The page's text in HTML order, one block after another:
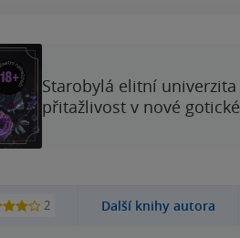
Starobylá elitní
přitažlivost v nové
2 Další knihy autora